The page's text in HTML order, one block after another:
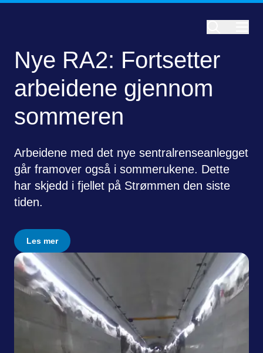
Nye RA2: Fortsetter
arbeidene gjennom
sommeren
Arbeidene med det nye sentralrenseanlegget
går framover også i sommerukene. Dette
har skjedd i fjellet på Strømmen den siste
tiden.
Les mer